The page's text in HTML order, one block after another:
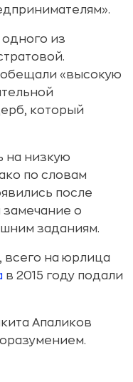
из
«высокую
который
на низкую
по словам
после
замечание о
заданиям.
всего на юрлица
в 2015 году подали
Апаликов